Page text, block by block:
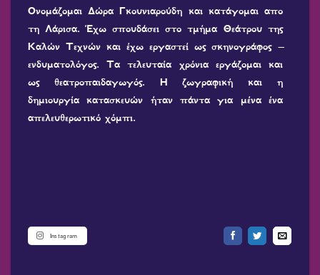
Ονομάζομαι Δώρα Γκουνιαρούδη και κατάγομαι απο
τη Λάρισα. Έχω σπουδάσει στο τμήμα Θεάτρου της
Καλών Τεχνών και έχω εργαστεί ως σκηνογράφος –
ενδυματολόγος. Τα τελευταία χρόνια εργάζομαι και
ως θεατροπαιδαγωγός. Η ζωγραφική και η
δημιουργία κατασκευών ήταν πάντα για μένα ένα
απελευθερωτικό χόμπι.
Instagram